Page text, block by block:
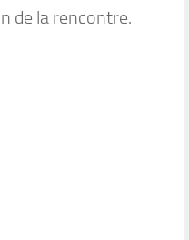
de la rencontre.